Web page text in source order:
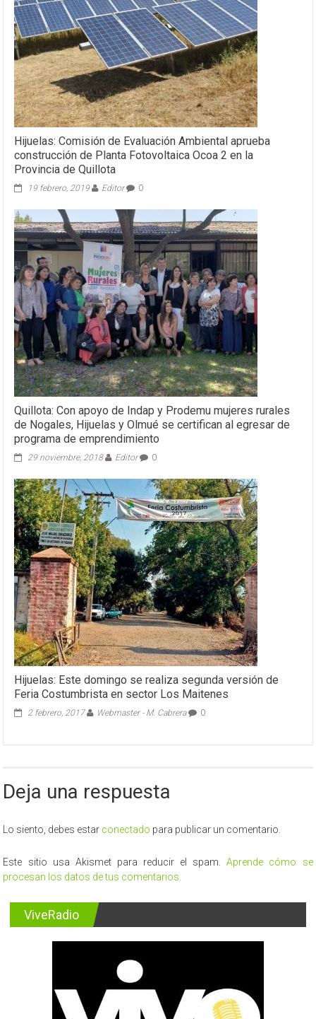
Hijuelas: Comisión de Evaluación Ambiental aprueba
construcción de Planta Fotovoltaica Ocoa 2 en la
Provincia de Quillota
19 febrero, 2019 Editor 0
Quillota: Con apoyo de Indap y Prodemu mujeres rurales
de Nogales, Hijuelas y Olmué se certifican al egresar de
programa de emprendimiento
29 noviembre, 2018 Editor 0
Hijuelas: Este domingo se realiza segunda versión de
Feria Costumbrista en sector Los Maitenes
2 febrero, 2017 Webmaster - M. Cabrera 0
Deja una respuesta
Lo siento, debes estar conectado para publicar un comentario.
Este sitio usa Akismet para reducir el spam.Aprende cómo se
procesan los datos de tus comentarios.
ViveRadio